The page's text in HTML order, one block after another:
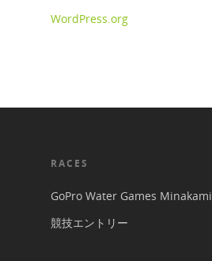
WordPress.org
RACES
GoPro Water Games Minakami
競技エントリー